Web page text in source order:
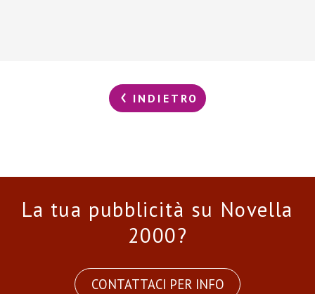
INDIETRO
La tua pubblicità su Novella
2000?
CONTATTACI PER INFO